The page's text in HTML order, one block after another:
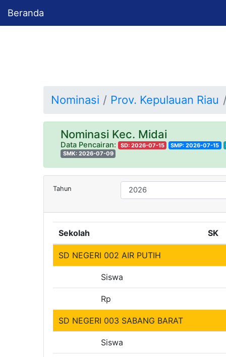
Beranda
Nominasi Prov. Kepulauan Riau
Nominasi Kec. Midai
Data Pencairan: SD: 2026-07-15 SMP: 2026-07-15
SMK: 2026-07-09
Tahun
Sekolah SK
SD NEGERI 002 AIR PUTIH
Siswa
Rp
SD NEGERI 003 SABANG BARAT
Siswa